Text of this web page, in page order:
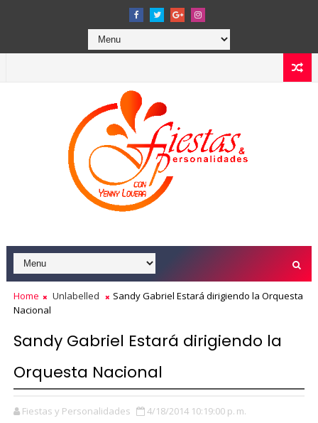
Home Unlabelled
Sandy Gabriel Estará dirigiendo la Orquesta
Nacional
Sandy Gabriel Estará dirigiendo la
Orquesta Nacional
Fiestas y Personalidades 4/18/2014 10:19:00 p. m.